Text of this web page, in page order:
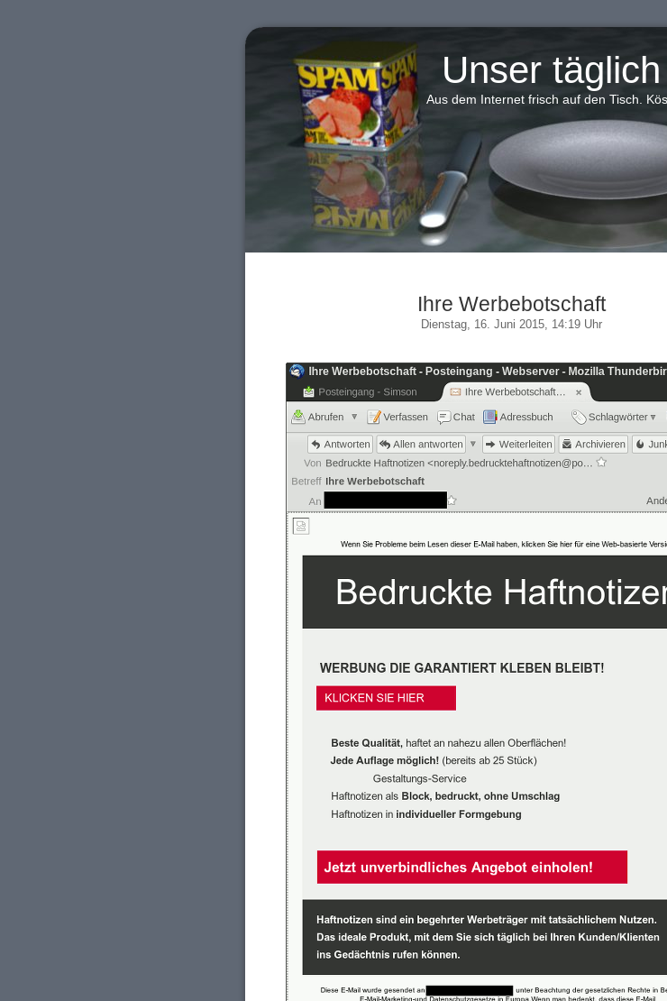
Unser
Aus dem Internet frisch auf den Tisch.
Ihre Werbebotschaft
Dienstag, 16. Juni 2015, 14:19 Uhr